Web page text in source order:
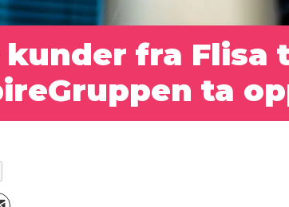
kunder fra Flisa
ta